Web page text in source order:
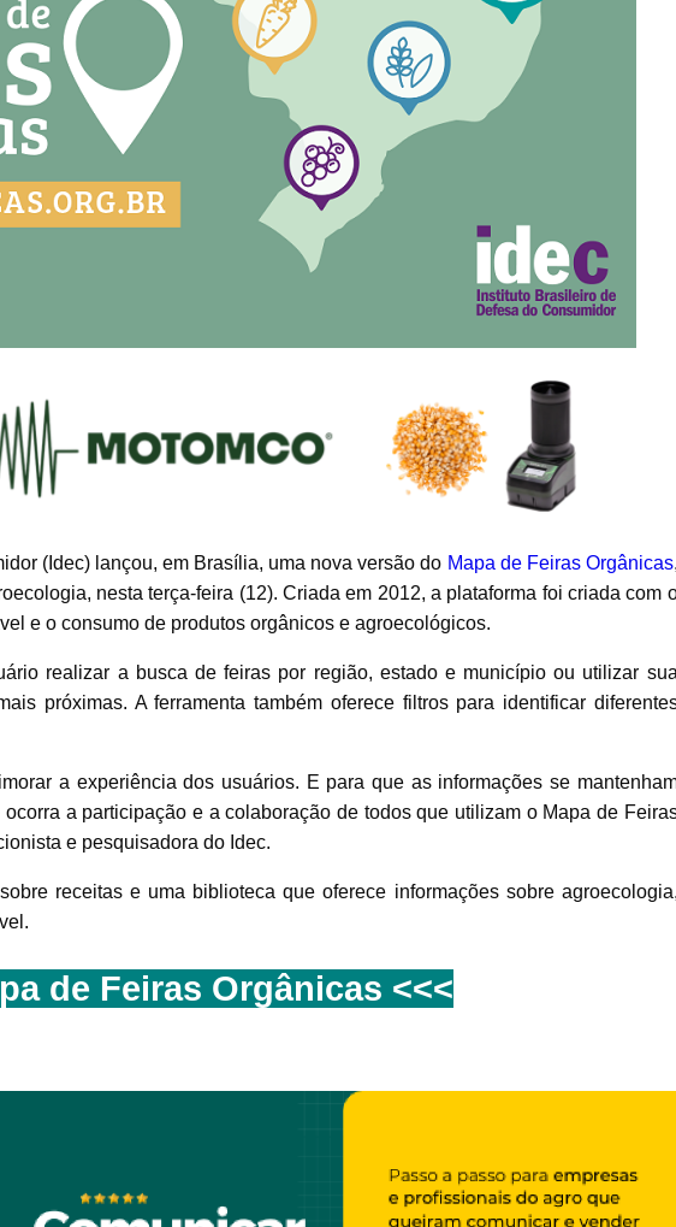
(Idec) lançou, em Brasília, uma nova versão do Mapa de Feiras Orgânicas
nesta terça-feira (12). Criada em 2012, a plataforma foi criada com
e o consumo de produtos orgânicos e agroecológicos.
realizar a busca de feiras por região, estado e município ou utilizar
próximas. A ferramenta também oferece filtros para identificar
a experiência dos usuários. E para que as informações se
a participação e a colaboração de todos que utilizam o Mapa de
e pesquisadora do Idec.
receitas e uma biblioteca que oferece informações sobre
de Feiras Orgânicas <<<